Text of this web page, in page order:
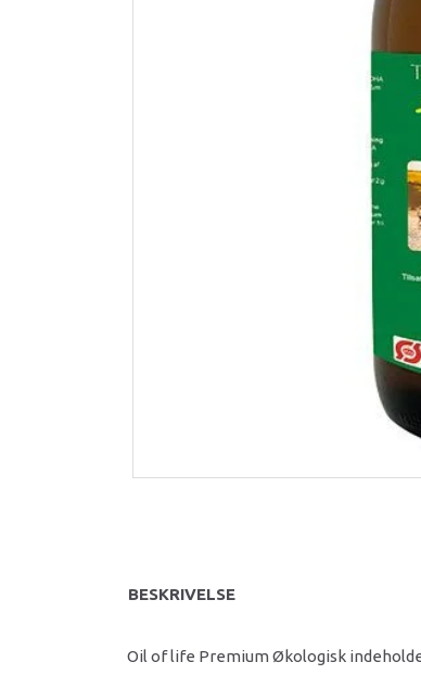
BESKRIVELSE
Oil of life Premium Økologisk